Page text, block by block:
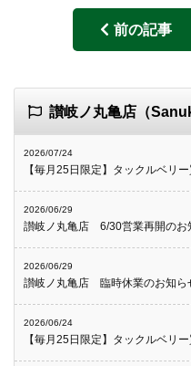
前の記事
讃岐ノ丸亀店（
2026/07/24
【毎月25日限定】タックルベリ
2026/06/29
讃岐ノ丸亀店 6/30営業再開のお
2026/06/29
讃岐ノ丸亀店 臨時休業のお知ら
2026/06/24
【毎月25日限定】タックルベリ